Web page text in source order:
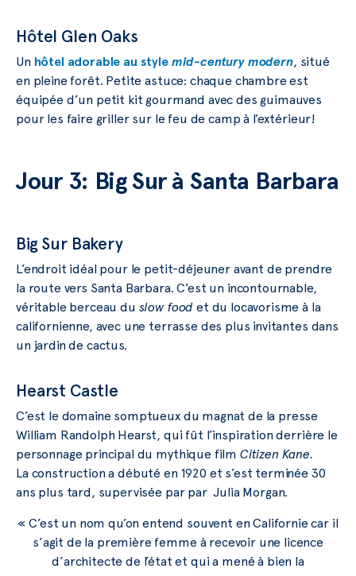
Hôtel Glen Oaks
Un hôtel adorable au style mid-century modern, situé
en pleine forêt. Petite astuce: chaque chambre est
équipée d’un petit kit gourmand avec des guimauves
pour les faire griller sur le feu de camp à l’extérieur!
Jour 3: Big Sur à Santa Barbara
Big Sur Bakery
L’endroit idéal pour le petit-déjeuner avant de prendre
la route vers Santa Barbara. C’est un incontournable,
véritable berceau du slow foodet du locavorisme à la
californienne, avec une terrasse des plus invitantes dans
un jardin de cactus.
Hearst Castle
C’est le domaine somptueux du magnat de la presse
William Randolph Hearst, qui fût l’inspiration derrière le
personnage principal du mythique film Citizen Kane.
La construction a débuté en 1920 et s’est terminée 30
ans plus tard, supervisée par par Julia Morgan.
« C’est un nom qu’on entend souvent en Californie car il
s’agit de la première femme à recevoir une licence
d’architecte de l’état et qui a mené à bien la